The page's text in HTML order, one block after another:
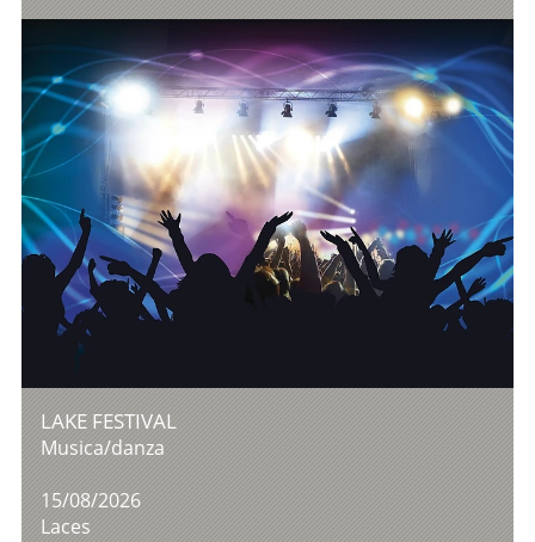
LAKE FESTIVAL
Musica/danza
15/08/2026
Laces